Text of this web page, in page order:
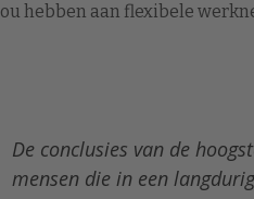
hebben aan flexibele
De conclusies van de
mensen die in een